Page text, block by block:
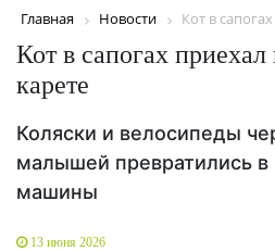
Главная Новости Кот в
Кот в сапогах приехал
карете
Коляски и велосипеды
малышей превратились
машины
13 июня 2026